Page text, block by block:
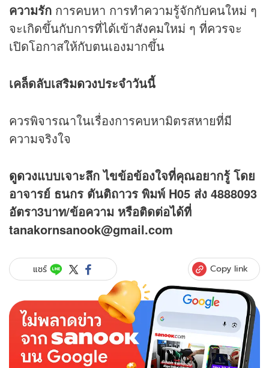
ความรัก การคบหา การทำความรู้จักกับคนใหม่ ๆ
จะเกิดขึ้นกับการที่ได้เข้าสังคมใหม่ ๆ ที่ควรจะ
เปิดโอกาสให้กับตนเองมากขึ้น
เคล็ดลับเสริมดวงประจำวันนี้
ควรพิจารณาในเรื่องการคบหามิตรสหายที่มี
ความจริงใจ
ดูดวงแบบเจาะลึก ไขข้อข้องใจที่คุณอยากรู้ โดย
อาจารย์ ธนกร ตันติถาวร พิมพ์ H05 ส่ง 4888093
อัตรา3บาท/ข้อความ หรือติดต่อได้ที่
tanakornsanook@gmail.com
แชร์ Copy link